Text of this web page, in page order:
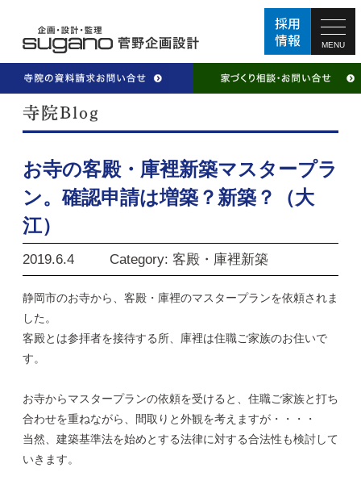
MENU
お寺の客殿・庫裡新築マスタープラ
ン。確認申請は増築？新築？（大
江）
2019.6.4 Category: 客殿・庫裡新築
静岡市のお寺から、客殿・庫裡のマスタープランを依頼されま
した。
客殿とは参拝者を接待する所、庫裡は住職ご家族のお住いで
す。
お寺からマスタープランの依頼を受けると、住職ご家族と打ち
合わせを重ねながら、間取りと外観を考えますが・・・・
当然、建築基準法を始めとする法律に対する合法性も検討して
いきます。